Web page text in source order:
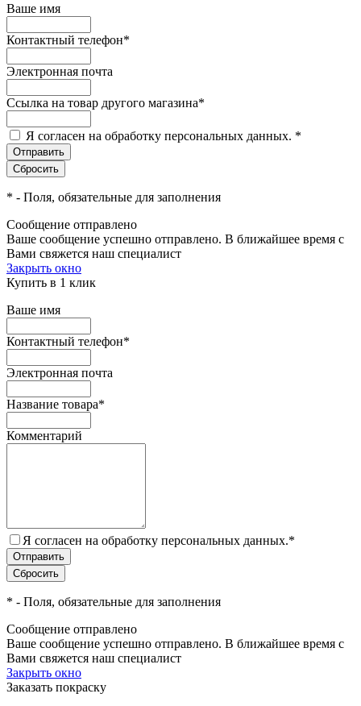
Ваше имя
Контактный телефон*
Электронная почта
Ссылка на товар другого магазина*
Я согласен на обработку персональных данных. *
* - Поля, обязательные для заполнения
Сообщение отправлено
Ваше сообщение успешно отправлено. В ближайшее время с
Вами свяжется наш специалист
Закрыть окно
Купить в 1 клик
Ваше имя
Контактный телефон*
Электронная почта
Название товара*
Комментарий
Я согласен на обработку персональных данных.*
* - Поля, обязательные для заполнения
Сообщение отправлено
Ваше сообщение успешно отправлено. В ближайшее время с
Вами свяжется наш специалист
Закрыть окно
Заказать покраску